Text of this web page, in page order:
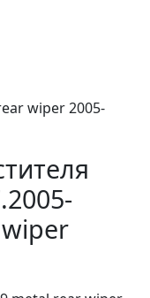
wiper 2005-